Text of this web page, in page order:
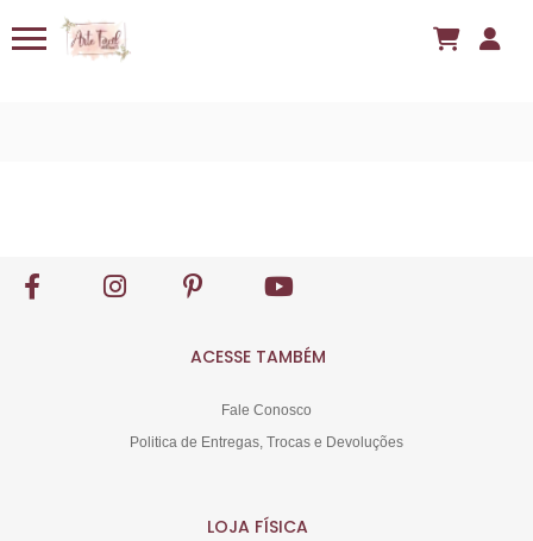
ACESSE TAMBÉM
Fale Conosco
Politica de Entregas, Trocas e Devoluções
LOJA FÍSICA